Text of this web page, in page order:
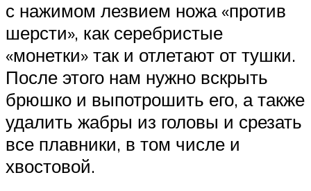
с нажимом лезвием ножа «против
шерсти», как серебристые
«монетки» так и отлетают от тушки.
После этого нам нужно вскрыть
брюшко и выпотрошить его, а также
удалить жабры из головы и срезать
все плавники, в том числе и
хвостовой.